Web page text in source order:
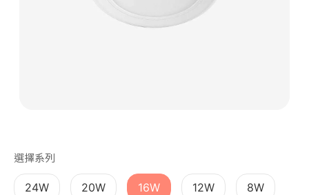
選擇系列
24W 20W 16W 12W 8W